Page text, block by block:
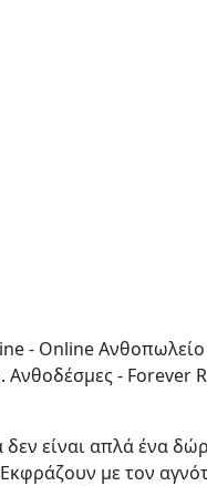
- Online
Ανθοδέσμες - Forever
είναι απλά ένα
με τον